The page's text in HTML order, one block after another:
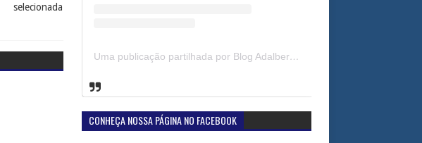
Uma publicação partilhada por Blog Adalberto Gomes Noticias (@blogadalbertogomesnoticiass)
CONHEÇA NOSSA PÁGINA NO FACEBOOK